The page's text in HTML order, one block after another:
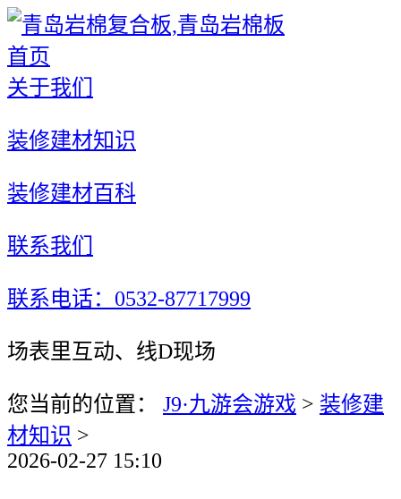
首页
关于我们
装修建材知识
装修建材百科
联系我们
联系电话：0532-87717999
场表里互动、线D现场
您当前的位置： J9·九游会游戏 > 装修建
材知识 >
2026-02-27 15:10